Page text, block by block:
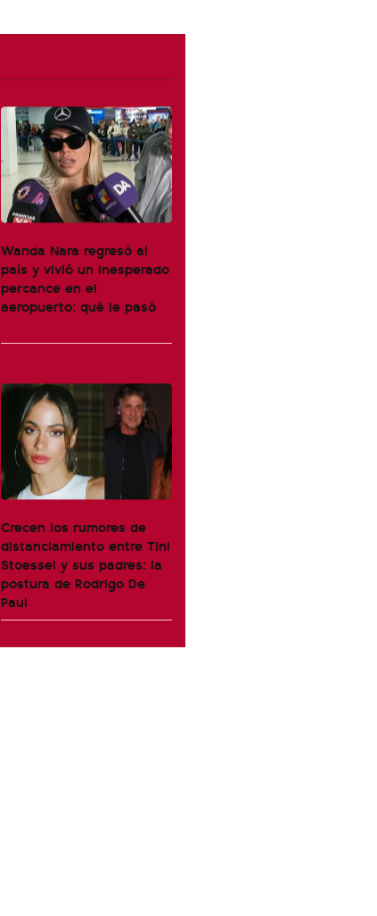
Wanda Nara regresó al
país y vivió un inesperado
percance en el
aeropuerto: qué le pasó
Crecen los rumores de
distanciamiento entre Tini
Stoessel y sus padres: la
postura de Rodrigo De
Paul